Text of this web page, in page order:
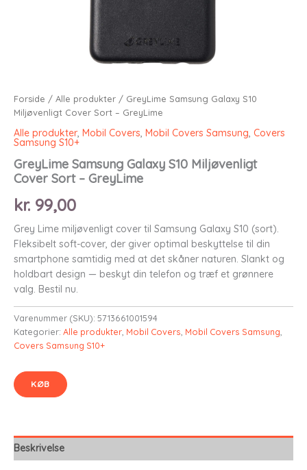
Forside / Alle produkter / GreyLime Samsung Galaxy S10
Miljøvenligt Cover Sort – GreyLime
Alle produkter, Mobil Covers, Mobil Covers Samsung, Covers
Samsung S10+
GreyLime Samsung Galaxy S10 Miljøvenligt
Cover Sort – GreyLime
kr. 99,00
Grey Lime miljøvenligt cover til Samsung Galaxy S10 (sort).
Fleksibelt soft-cover, der giver optimal beskyttelse til din
smartphone samtidig med at det skåner naturen. Slankt og
holdbart design — beskyt din telefon og træf et grønnere
valg. Bestil nu.
Varenummer (SKU): 5713661001594
Kategorier: Alle produkter Mobil Covers Mobil Covers Samsung
Covers Samsung S10+
KØB
Beskrivelse